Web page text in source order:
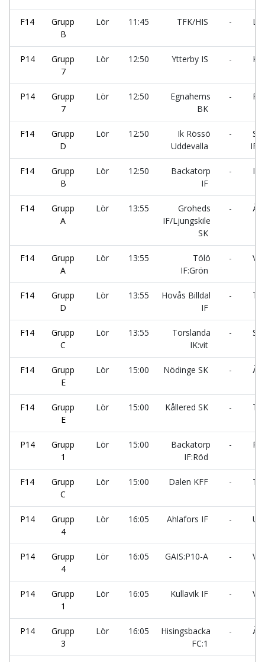
F14
Grupp
B
Lör 11:45 TFK/HIS -
P14
Grupp
7
Lör 12:50 Ytterby IS -
P14
Grupp
7
Lör 12:50
Egnahems
BK
-
F14
Grupp
D
Lör 12:50
Ik Rössö
Uddevalla
-
IF
F14
Grupp
B
Lör 12:50
Backatorp
IF
- IF
F14
Grupp
A
Lör 13:55
Groheds
IF/Ljungskile
SK
-
F14
Grupp
A
Lör 13:55
Tölö
IF:Grön
-
F14
Grupp
D
Lör 13:55
Hovås Billdal
IF
-
F14
Grupp
C
Lör 13:55
Torslanda
IK:vit
-
F14
Grupp
E
Lör 15:00 Nödinge SK -
F14
Grupp
E
Lör 15:00 Kållered SK -
P14
Grupp
1
Lör 15:00
Backatorp
IF:Röd
-
F14
Grupp
C
Lör 15:00 Dalen KFF -
P14
Grupp
4
Lör 16:05 Ahlafors IF -
P14
Grupp
4
Lör 16:05 GAIS:P10-A -
P14
Grupp
1
Lör 16:05 Kullavik IF -
P14
Grupp
3
Lör 16:05
Hisingsbacka
FC:1
-